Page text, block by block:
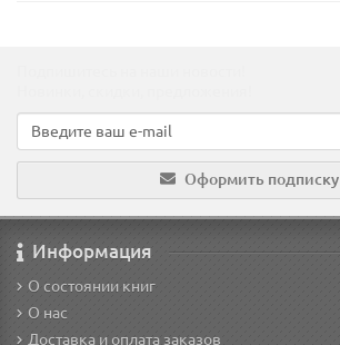
Оформить подписку
Информация
О состоянии книг
О нас
Доставка и оплата заказов